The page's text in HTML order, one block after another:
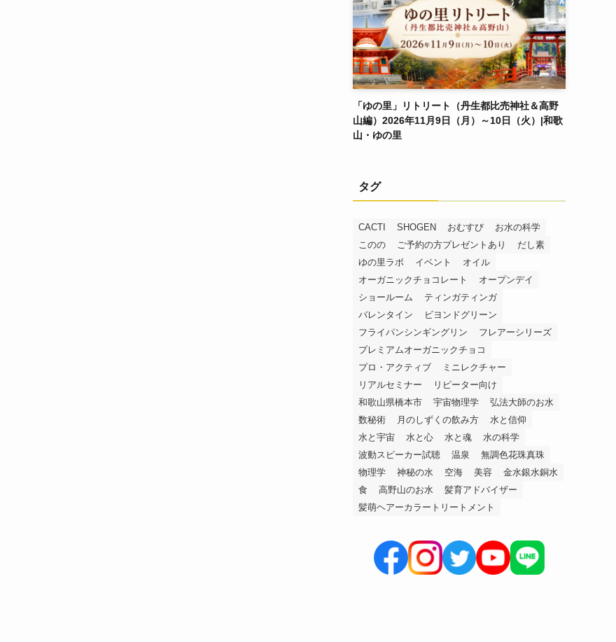
「ゆの里」リトリート（丹生都比売神社＆高野
山編）2026年11月9日（月）～10日（火）|和歌
山・ゆの里
タグ
CACTI SHOGEN おむすび
お水の科学
このの
ご予約の方プレゼントあり
だし素
ゆの里ラボ
イベント
オイル
オーガニックチョコレート
オープンデイ
ショールーム
ティンガティンガ
バレンタイン
ビヨンドグリーン
フライパンシンギングリン
フレアーシリーズ
プレミアムオーガニックチョコ
プロ・アクティブ
ミニレクチャー
リアルセミナー
リピーター向け
和歌山県橋本市
宇宙物理学
弘法大師のお水
数秘術
月のしずくの飲み方
水と信仰
水と宇宙
水と心 水と魂
水の科学
波動スピーカー試聴
温泉
無調色花珠真珠
物理学
神秘の水 空海 美容
金水銀水銅水
食
高野山のお水
髪育アドバイザー
髪萌ヘアーカラートリートメント